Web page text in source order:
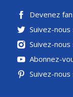
Devenez
Suivez-
Suivez-
Abonnez-
Suivez-